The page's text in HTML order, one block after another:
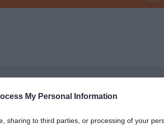
My Personal Information
sharing to third parties, or processing of your